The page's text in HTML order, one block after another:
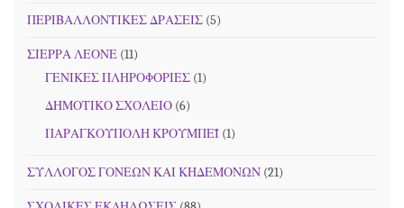
ΠΕΡΙΒΑΛΛΟΝΤΙΚΕΣ ΔΡΑΣΕΙΣ (5)
ΣΙΕΡΡΑ ΛΕΟΝΕ (11)
ΓΕΝΙΚΕΣ ΠΛΗΡΟΦΟΡΙΕΣ (1)
ΔΗΜΟΤΙΚΟ ΣΧΟΛΕΙΟ (6)
ΠΑΡΑΓΚΟΥΠΟΛΗ ΚΡΟΥΜΠΕΪ (1)
ΣΥΛΛΟΓΟΣ ΓΟΝΕΩΝ ΚΑΙ ΚΗΔΕΜΟΝΩΝ (21)